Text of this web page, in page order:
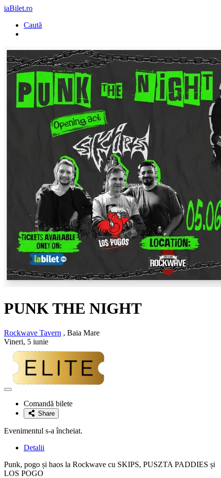
iaBilet.ro
Caută
PUNK THE NIGHT
Rockwave Tavern , Baia Mare
Vineri, 5 iunie
Adaugă
favoriteComandă bilete
Share
Evenimentul s-a încheiat.
Detalii
Punk, pogo și haos la Rockwave cu SKIPS, PUSZTA PADDIES și
LOS POGO